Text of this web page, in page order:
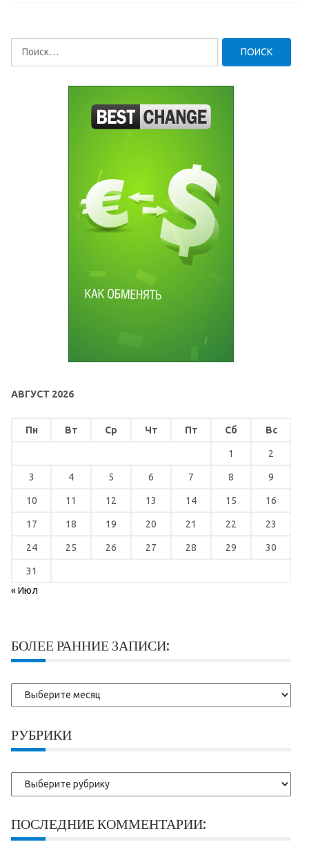
АВГУСТ 2026
Пн Вт Ср Чт Пт Сб Вс
1 2
3 4 5 6 7 8 9
10 11 12 13 14 15 16
17 18 19 20 21 22 23
24 25 26 27 28 29 30
31
« Июл
БОЛЕЕ РАННИЕ ЗАПИСИ:
Более
ранние
РУБРИКИ
Рубрики
ПОСЛЕДНИЕ КОММЕНТАРИИ: